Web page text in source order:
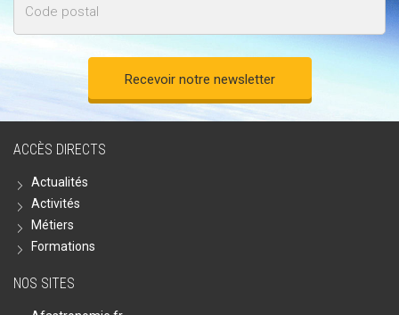
ACCÈS DIRECTS
Actualités
Activités
Métiers
Formations
NOS SITES